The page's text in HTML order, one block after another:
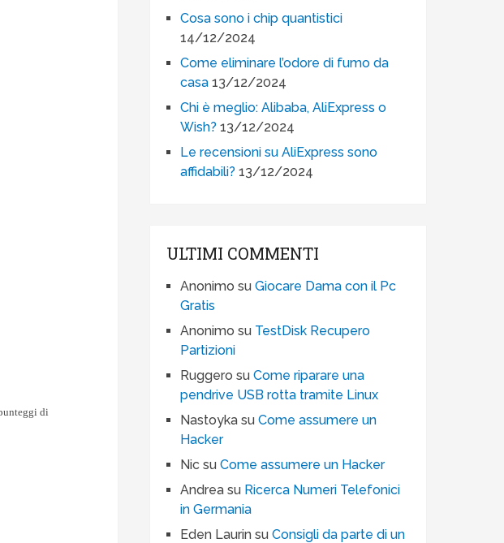
di
Cosa sono i chip quantistici
14/12/2024
Come eliminare l’odore di fumo da
casa 13/12/2024
Chi è meglio: Alibaba, AliExpress o
Wish? 13/12/2024
Le recensioni su AliExpress sono
affidabili? 13/12/2024
ULTIMI COMMENTI
Anonimo suGiocare Dama con il Pc
Gratis
Anonimo su TestDisk Recupero
Partizioni
Ruggero suCome riparare una
pendrive USB rotta tramite Linux
Nastoyka suCome assumere un
Hacker
Nic suCome assumere un Hacker
Andrea su Ricerca Numeri Telefonici
in Germania
Eden Laurin suConsigli da parte di un